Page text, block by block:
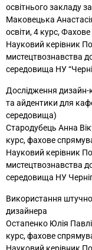
освітнього закладу
Маковецька
освіти, 4 курс,
Науковий керівник
мистецтвознавства
середовища НУ
Дослідження дизайн-
та айдентики для
середовища)
Стародубець Анна
курс, фахове
Науковий керівник
мистецтвознавства
середовища НУ
Використання
дизайнера
Остапенко Юлія
курс, фахове